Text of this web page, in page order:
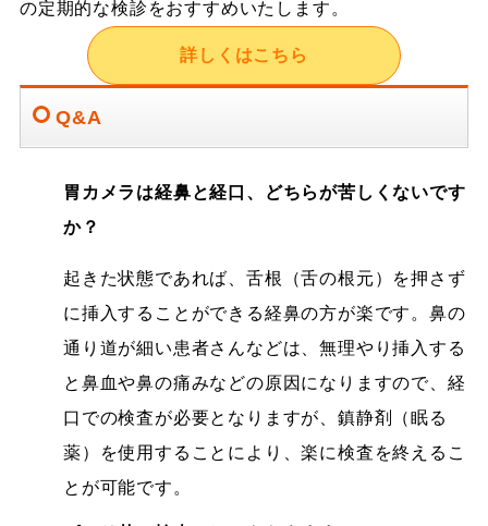
の定期的な検診をおすすめいたします。
詳しくはこちら
Q&A
胃カメラは経鼻と経口、どちらが苦しくないです
か？
起きた状態であれば、舌根（舌の根元）を押さず
に挿入することができる経鼻の方が楽です。鼻の
通り道が細い患者さんなどは、無理やり挿入する
と鼻血や鼻の痛みなどの原因になりますので、経
口での検査が必要となりますが、鎮静剤（眠る
薬）を使用することにより、楽に検査を終えるこ
とが可能です。